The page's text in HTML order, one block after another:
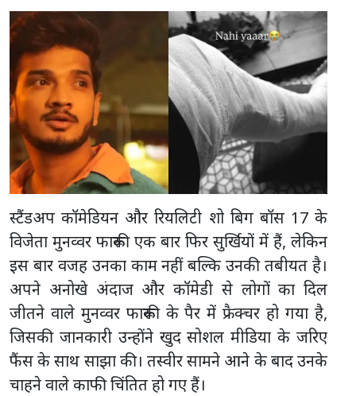
स्टैंडअप कॉमेडियन और रियलिटी शो बिग बॉस 17 के
विजेता मुनव्वर फारूकी एक बार फिर सुर्खियों में हैं, लेकिन
इस बार वजह उनका काम नहीं बल्कि उनकी तबीयत है।
अपने अनोखे अंदाज और कॉमेडी से लोगों का दिल
जीतने वाले मुनव्वर फारूकी के पैर में फ्रैक्चर हो गया है,
जिसकी जानकारी उन्होंने खुद सोशल मीडिया के जरिए
फैंस के साथ साझा की। तस्वीर सामने आने के बाद उनके
चाहने वाले काफी चिंतित हो गए हैं।